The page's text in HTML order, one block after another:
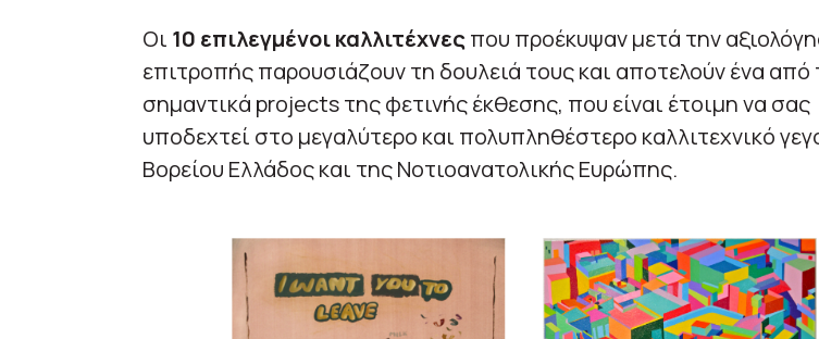
Οι 10 επιλεγμένοι καλλιτέχνεςπου προέκυψαν μετά την
επιτροπής παρουσιάζουν τη δουλειά τους και αποτελούν ένα από
σημαντικά projects της φετινής έκθεσης, που είναι έτοιμη να σας
υποδεχτεί στο μεγαλύτερο και πολυπληθέστερο καλλιτεχνικό
Βορείου Ελλάδος και της Νοτιοανατολικής Ευρώπης.